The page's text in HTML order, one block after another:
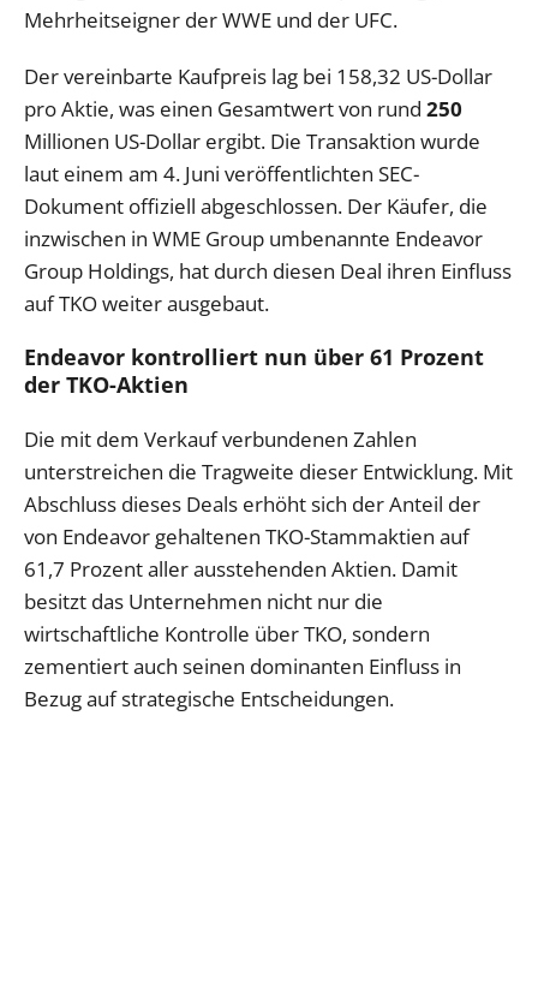
Mehrheitseigner der WWE und der UFC.
Der vereinbarte Kaufpreis lag bei 158,32 US-Dollar
pro Aktie, was einen Gesamtwert von rund 250
Millionen US-Dollar ergibt. Die Transaktion wurde
laut einem am 4. Juni veröffentlichten SEC-
Dokument offiziell abgeschlossen. Der Käufer, die
inzwischen in WME Group umbenannte Endeavor
Group Holdings, hat durch diesen Deal ihren Einfluss
auf TKO weiter ausgebaut.
Endeavor kontrolliert nun über 61 Prozent
der TKO-Aktien
Die mit dem Verkauf verbundenen Zahlen
unterstreichen die Tragweite dieser Entwicklung. Mit
Abschluss dieses Deals erhöht sich der Anteil der
von Endeavor gehaltenen TKO-Stammaktien auf
61,7 Prozent aller ausstehenden Aktien. Damit
besitzt das Unternehmen nicht nur die
wirtschaftliche Kontrolle über TKO, sondern
zementiert auch seinen dominanten Einfluss in
Bezug auf strategische Entscheidungen.